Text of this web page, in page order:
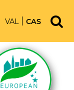
VAL CAS